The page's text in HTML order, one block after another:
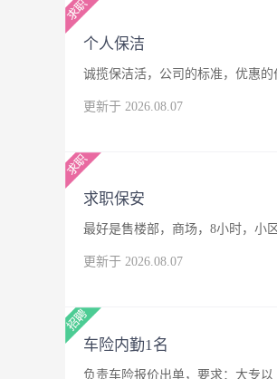
个人保洁
诚揽保洁活，公司的标准，优惠的
更新于 2026.08.07
求职保安
最好是售楼部，商场，8小时，小
更新于 2026.08.07
车险内勤1名
负责车险报价出单，要求：大专